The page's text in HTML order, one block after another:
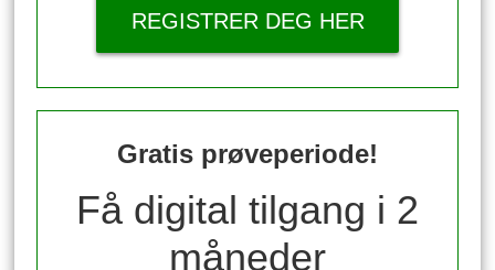
REGISTRER DEG HER
Gratis prøveperiode!
Få digital tilgang i 2
måneder